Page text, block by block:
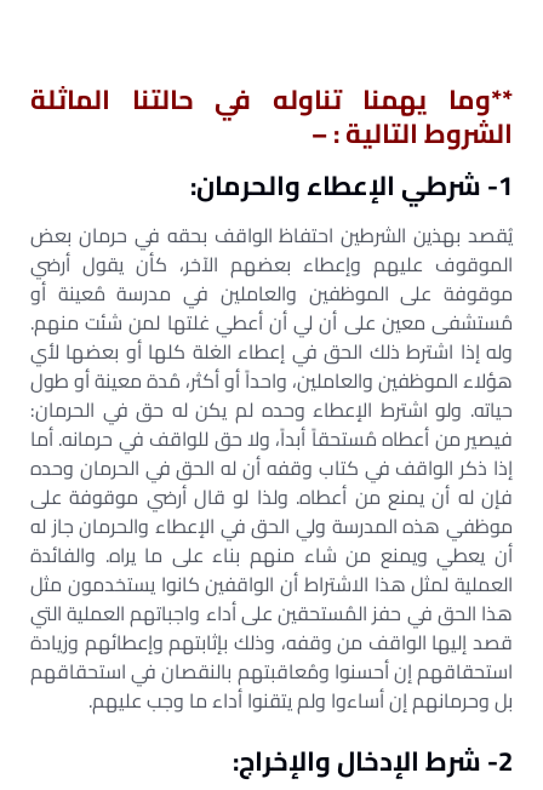
**وما يهمنا تناوله في حالتنا الماثلة
الشروط التالية : –
1- شرطي الإعطاء والحرمان:
يُقصد بهذين الشرطين احتفاظ الواقف بحقه في حرمان بعض
الموقوف عليهم وإعطاء بعضهم الآخر، كأن يقول أرضي
موقوفة على الموظفين والعاملين في مدرسة مُعينة أو
مُستشفى معين على أن لي أن أعطي غلتها لمن شئت منهم.
وله إذا اشترط ذلك الحق في إعطاء الغلة كلها أو بعضها لأي
هؤلاء الموظفين والعاملين، واحداً أو أكثر، مُدة معينة أو طول
حياته. ولو اشترط الإعطاء وحده لم يكن له حق في الحرمان:
فيصير من أعطاه مُستحقاً أبداً، ولا حق للواقف في حرمانه. أما
إذا ذكر الواقف في كتاب وقفه أن له الحق في الحرمان وحده
فإن له أن يمنع من أعطاه. ولذا لو قال أرضي موقوفة على
موظفي هذه المدرسة ولي الحق في الإعطاء والحرمان جاز له
أن يعطي ويمنع من شاء منهم بناء على ما يراه. والفائدة
العملية لمثل هذا الاشتراط أن الواقفين كانوا يستخدمون مثل
هذا الحق في حفز المُستحقين على أداء واجباتهم العملية التي
قصد إليها الواقف من وقفه، وذلك بإثابتهم وإعطائهم وزيادة
استحقاقهم إن أحسنوا ومُعاقبتهم بالنقصان في استحقاقهم
بل وحرمانهم إن أساءوا ولم يتقنوا أداء ما وجب عليهم.
2- شرط الإدخال والإخراج: